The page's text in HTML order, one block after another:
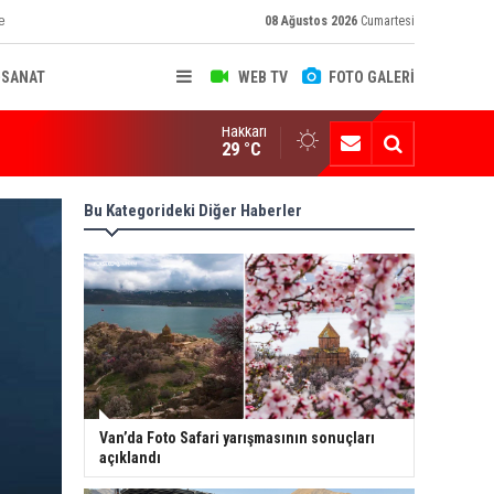
08 Ağustos 2026 Cumartesi
WEB TV FOTO GALERİ
Sanayi Geleceği Masaya Yatırıldı
Hakkari
29 °C
Bu Kategorideki Diğer Haberler
Van’da Foto Safari yarışmasının sonuçları
açıklandı